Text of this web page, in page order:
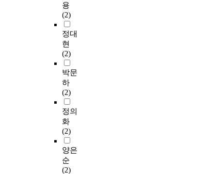
용
(2)
정대
현
(2)
박문
하
(2)
정의
화
(2)
양은
순
(2)